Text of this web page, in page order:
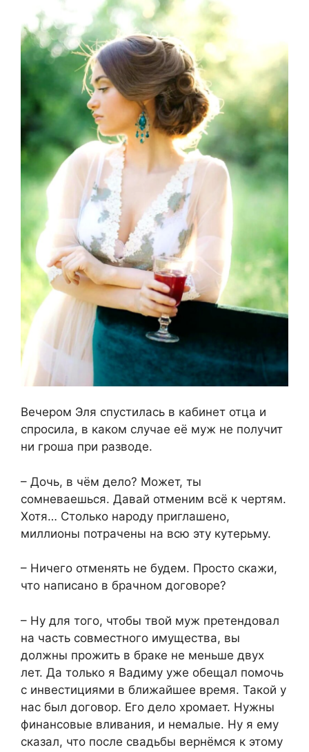
Вечером Эля спустилась в кабинет отца и
спросила, в каком случае её муж не получит
ни гроша при разводе.
– Дочь, в чём дело? Может, ты
сомневаешься. Давай отменим всё к чертям.
Хотя… Столько народу приглашено,
миллионы потрачены на всю эту кутерьму.
– Ничего отменять не будем. Просто скажи,
что написано в брачном договоре?
– Ну для того, чтобы твой муж претендовал
на часть совместного имущества, вы
должны прожить в браке не меньше двух
лет. Да только я Вадиму уже обещал помочь
с инвестициями в ближайшее время. Такой у
нас был договор. Его дело хромает. Нужны
финансовые вливания, и немалые. Ну я ему
сказал, что после свадьбы вернёмся к этому